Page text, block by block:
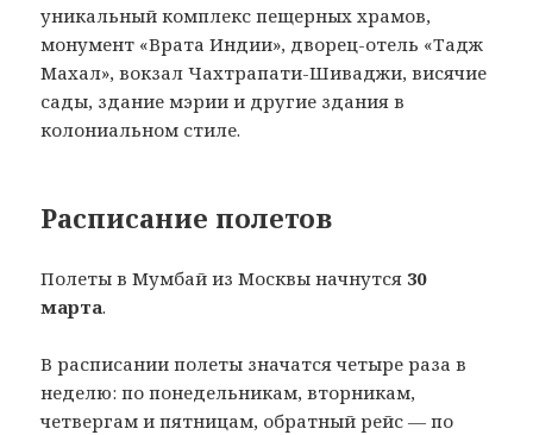
уникальный комплекс пещерных храмов,
монумент «Врата Индии», дворец-отель «Тадж
Махал», вокзал Чахтрапати-Шиваджи, висячие
сады, здание мэрии и другие здания в
колониальном стиле.
Расписание полетов
Полеты в Мумбай из Москвы начнутся 30
марта.
В расписании полеты значатся четыре раза в
неделю: по понедельникам, вторникам,
четвергам и пятницам, обратный рейс — по